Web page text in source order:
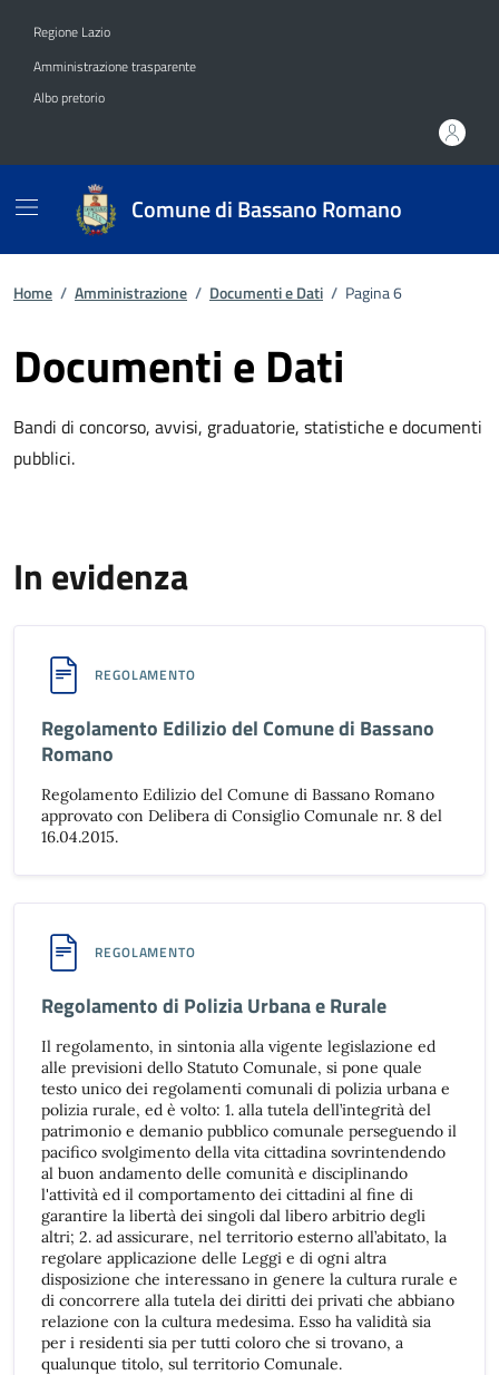
Regione Lazio
Amministrazione trasparente
Albo pretorio
Comune di Bassano Romano
Home / Amministrazione / Documenti e Dati / Pagina 6
Documenti e Dati
Bandi di concorso, avvisi, graduatorie, statistiche e documenti
pubblici.
In evidenza
REGOLAMENTO
Regolamento Edilizio del Comune di Bassano
Romano
Regolamento Edilizio del Comune di Bassano Romano
approvato con Delibera di Consiglio Comunale nr. 8 del
16.04.2015.
REGOLAMENTO
Regolamento di Polizia Urbana e Rurale
Il regolamento, in sintonia alla vigente legislazione ed
alle previsioni dello Statuto Comunale, si pone quale
testo unico dei regolamenti comunali di polizia urbana e
polizia rurale, ed è volto: 1. alla tutela dell’integrità del
patrimonio e demanio pubblico comunale perseguendo il
pacifico svolgimento della vita cittadina sovrintendendo
al buon andamento delle comunità e disciplinando
l'attività ed il comportamento dei cittadini al fine di
garantire la libertà dei singoli dal libero arbitrio degli
altri; 2. ad assicurare, nel territorio esterno all’abitato, la
regolare applicazione delle Leggi e di ogni altra
disposizione che interessano in genere la cultura rurale e
di concorrere alla tutela dei diritti dei privati che abbiano
relazione con la cultura medesima. Esso ha validità sia
per i residenti sia per tutti coloro che si trovano, a
qualunque titolo, sul territorio Comunale.